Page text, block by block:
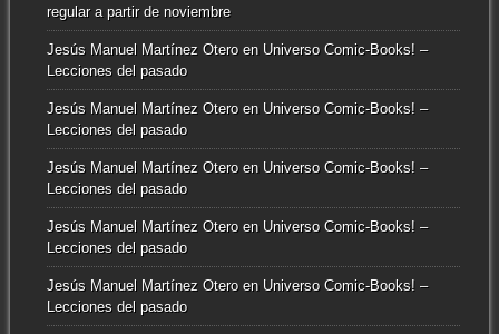
regular a partir de noviembre
Jesús Manuel Martínez Oteroen Universo Comic-Books! –
Lecciones del pasado
Jesús Manuel Martínez Oteroen Universo Comic-Books! –
Lecciones del pasado
Jesús Manuel Martínez Oteroen Universo Comic-Books! –
Lecciones del pasado
Jesús Manuel Martínez Oteroen Universo Comic-Books! –
Lecciones del pasado
Jesús Manuel Martínez Oteroen Universo Comic-Books! –
Lecciones del pasado